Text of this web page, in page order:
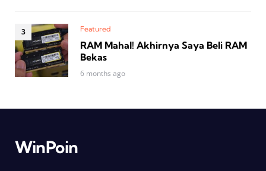
Featured
RAM Mahal! Akhirnya Saya Beli RAM
Bekas
6 months ago
WinPoin